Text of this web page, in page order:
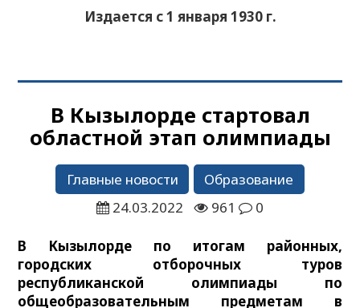
Издается с 1 января 1930 г.
В Кызылорде стартовал
областной этап олимпиады
Главные новости
Образование
24.03.2022
961 0
В Кызылорде по итогам районных,
городских отборочных туров
республиканской олимпиады по
общеобразовательным предметам в